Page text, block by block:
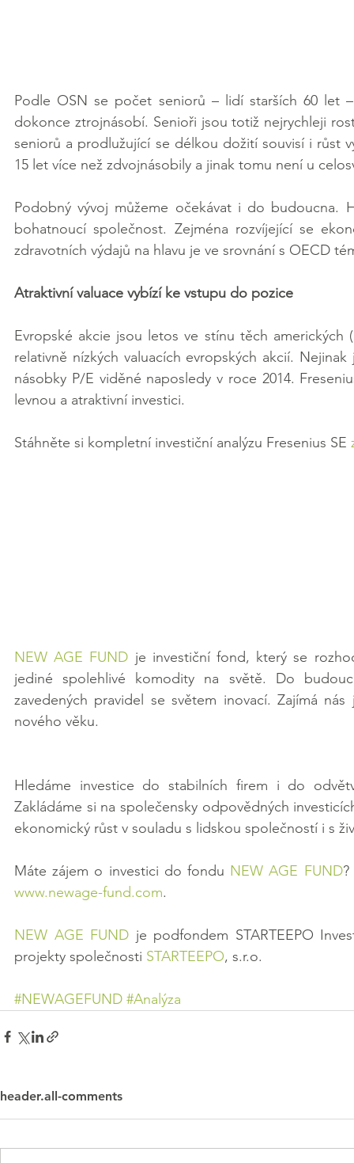
Podle OSN se počet seniorů – lidí starších 60 let
dokonce ztrojnásobí. Senioři jsou totiž nejrychleji
seniorů a prodlužující se délkou dožití souvisí i růst
15 let více než zdvojnásobily a jinak tomu není u
Podobný vývoj můžeme očekávat i do budoucna.
bohatnoucí společnost. Zejména rozvíjející se
zdravotních výdajů na hlavu je ve srovnání s OECD
Atraktivní valuace vybízí ke vstupu do pozice
Evropské akcie jsou letos ve stínu těch amerických
relativně nízkých valuacích evropských akcií.
násobky P/E viděné naposledy v roce 2014.
levnou a atraktivní investici.
Stáhněte si kompletní investiční analýzu Fresenius SE
NEW AGE FUND je investiční fond, který se
jediné spolehlivé komodity na světě. Do
zavedených pravidel se světem inovací. Zajímá
nového věku.
Hledáme investice do stabilních firem i do
Zakládáme si na společensky odpovědných
ekonomický růst v souladu s lidskou společností i s
Máte zájem o investici do fondu NEW AGE FUND?
www.newage-fund.com.
NEW AGE FUND je podfondem STARTEEPO
projekty společnosti STARTEEPO, s.r.o.
#NEWAGEFUND #Analýza
header.all-comments